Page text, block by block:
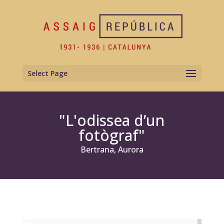
Select Page
"L'odissea d’un
fotògraf"
Bertrana, Aurora